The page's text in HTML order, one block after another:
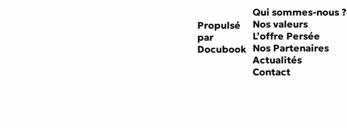
Propulsé
par
Docubook
Qui sommes-nous ?
Nos valeurs
L’offre Persée
Nos Partenaires
Actualités
Contact